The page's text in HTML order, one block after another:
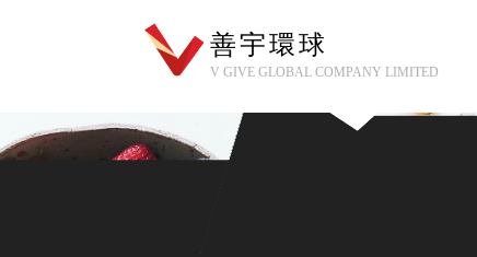
善宇環球
V GIVE GLOBAL COMPANY LIMITED